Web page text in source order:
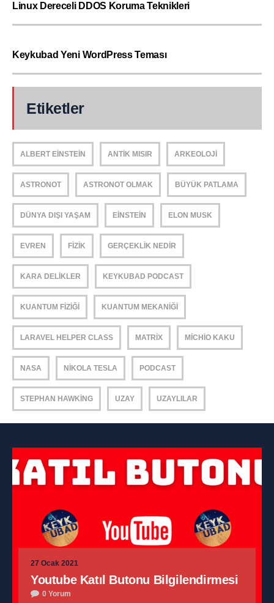
Linux Dereceli DDOS Koruma Teknikleri
Keykubad Yeni WordPress Teması
Etiketler
ALBERT EINSTEIN ANTIK MISIR ARKEOLOJI
ASTRONOT ASTRONOT OLMAK BÜYÜK PATLAMA
DÜNYA DIŞI YAŞAM EINSTEIN ELON MUSK
EVREN FIZIK GERÇEKLIK NEDIR
KARA DELIKLER KEYKUBAD PODCAST
KUANTUM FIZIĞI KUANTUM MEKANIĞI
LARAVEL HELPER CLASS MATRIX MICHIO KAKU
NASA NIKOLA TESLA PODCAST
STEPHAN HAWKING UZAY UZAYLILAR
27 Ocak 2021
Youtube Katıl Butonu Bilgilendirmesi
0 Yorum